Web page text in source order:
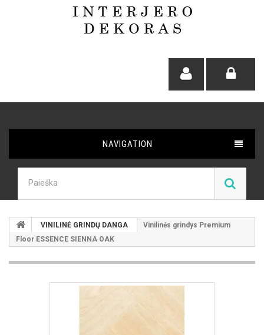
NAVIGATION
VINILINĖ GRINDŲ DANGA
Vinilinės grindys Premium
Floor ESSENCE SIENNA OAK